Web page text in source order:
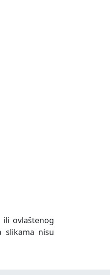
ovlaštenog
slikama nisu